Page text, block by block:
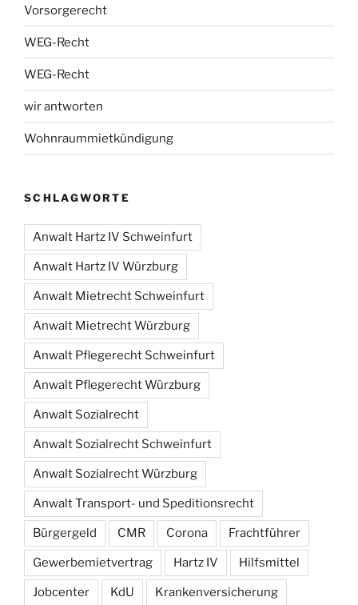
Vorsorgerecht
WEG-Recht
WEG-Recht
wir antworten
Wohnraummietkündigung
SCHLAGWORTE
Anwalt Hartz IV Schweinfurt
Anwalt Hartz IV Würzburg
Anwalt Mietrecht Schweinfurt
Anwalt Mietrecht Würzburg
Anwalt Pflegerecht Schweinfurt
Anwalt Pflegerecht Würzburg
Anwalt Sozialrecht
Anwalt Sozialrecht Schweinfurt
Anwalt Sozialrecht Würzburg
Anwalt Transport- und Speditionsrecht
Bürgergeld CMR Corona Frachtführer
Gewerbemietvertrag Hartz IV Hilfsmittel
Jobcenter KdU Krankenversicherung